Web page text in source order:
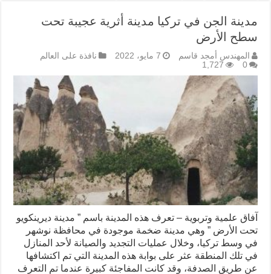
مدينة الجن في تركيا مدينة أثرية عجيبة تحت
سطح الأرض
المهندس أمجد قاسم 7 مايو، 2022
نافذة على العالم
0
1,727
آفاق علمية وتربوية – تعرف هذه المدينة باسم ” مدينة ديرينكويو
تحت الأرض ” وهي مدينة ضخمة موجودة في محافظة نوشهر
في وسط تركيا، وخلال عمليات التجديد والصيانة لأحد المنازل
في تلك المنطقة عثر على بوابة هذه المدينة التي تم اكتشافها
عن طريق الصدفة، وقد كانت المفاجئة كبيرة عندما تم التعرف